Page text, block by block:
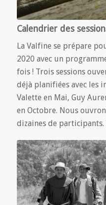
Calendrier des
La Valfine se prépare
2020 avec un
fois ! Trois sessions
déjà planifiées avec les
Valette en Mai, Guy
en Octobre. Nous
dizaines de participants.